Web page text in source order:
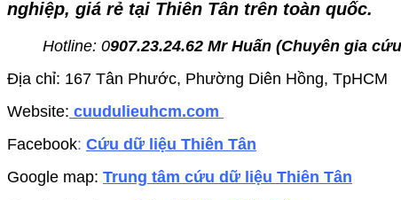
nghiệp, giá rẻ tại Thiên Tân trên toàn quốc.
Hotline: 0907.23.24.62 Mr Huấn (Chuyên gia
Địa chỉ: 167 Tân Phước, Phường Diên Hồng, TpHCM
Website: cuudulieuhcm.com
Facebook: Cứu dữ liệu Thiên Tân
Google map: Trung tâm cứu dữ liệu Thiên Tân